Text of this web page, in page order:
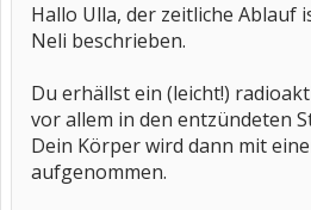
Hallo Ulla, der zeitliche Ablauf
Neli beschrieben.
Du erhällst ein (leicht!)
vor allem in den entzündeten
Dein Körper wird dann mit
aufgenommen.